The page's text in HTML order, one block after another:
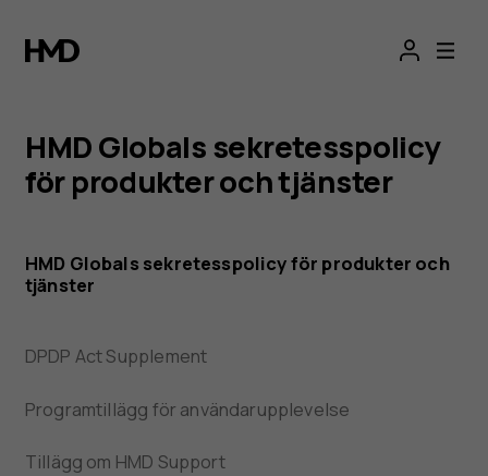
HMD:s
integritetsportal
HMD Globals sekretesspolicy
för produkter och tjänster
HMD Globals sekretesspolicy för produkter och
tjänster
DPDP Act Supplement
Programtillägg för användarupplevelse
Tillägg om HMD Support